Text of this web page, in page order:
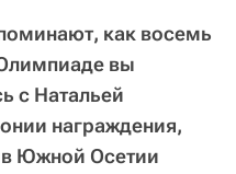
как восемь
вы
с Натальей
награждения,
в Южной Осетии